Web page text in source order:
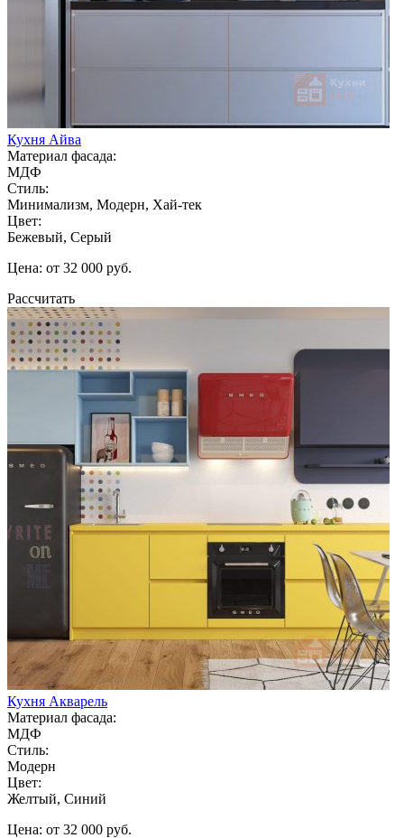
Кухня Айва
Материал фасада:
МДФ
Стиль:
Минимализм, Модерн, Хай-тек
Цвет:
Бежевый, Серый
Цена: от 32 000 руб.
Рассчитать
Кухня Акварель
Материал фасада:
МДФ
Стиль:
Модерн
Цвет:
Желтый, Синий
Цена: от 32 000 руб.